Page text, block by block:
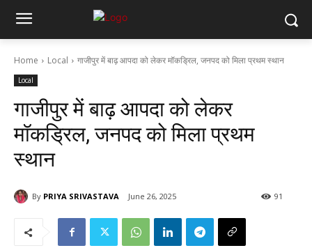
Home Local गाजीपुर में बाढ़ आपदा को लेकर मॉकड्रिल, जनपद को मिला प्रथम स्थान
Local
गाजीपुर में बाढ़ आपदा को लेकर
मॉकड्रिल, जनपद को मिला प्रथम
स्थान
By PRIYA SRIVASTAVA June 26, 2025 91